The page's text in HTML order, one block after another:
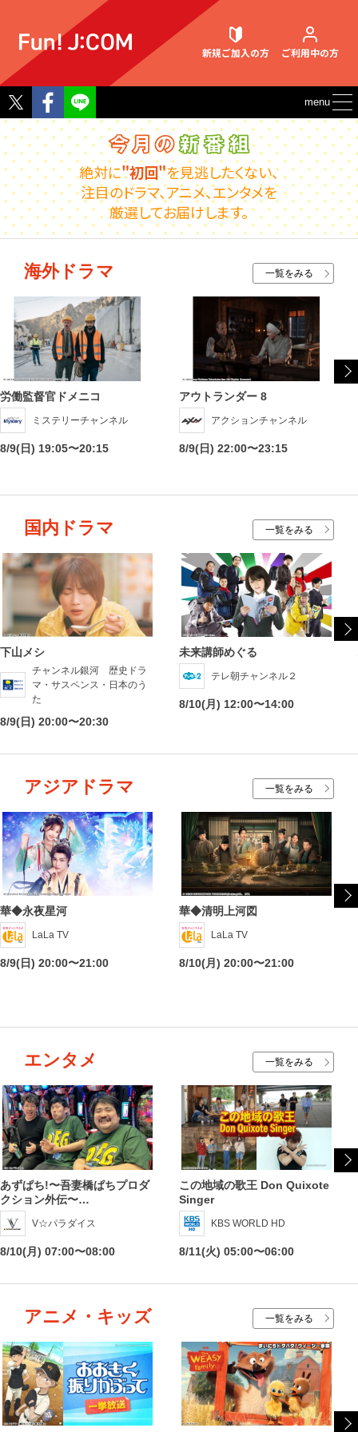
新規ご加入の方 ご利用中の方
契約内容確認・変更
お困りごと解決・よくあるご質問
Twitter
Facebook
menu
絶対に"初回"を見逃したくない、
注目のドラマ、アニメ、エンタメを
厳選してお届けします。
海外ドラマ 一覧をみる
労働監督官ドメニコ
ミステリーチャンネル
8/9(日) 19:05〜20:15
アウトランダー 8
アクションチャンネル
8/9(日) 22:00〜23:15
国内ドラマ 一覧をみる
下山メシ
チャンネル銀河 歴史ドラ
マ・サスペンス・日本のう
た
8/9(日) 20:00〜20:30
未来講師めぐる
テレ朝チャンネル２
8/10(月) 12:00〜14:00
アジアドラマ 一覧をみる
華◆永夜星河
LaLa TV
8/9(日) 20:00〜21:00
華◆清明上河図
LaLa TV
8/10(月) 20:00〜21:00
エンタメ 一覧をみる
あずぱち!〜吾妻橋ぱちプロダ
クション外伝〜…
V☆パラダイス
8/10(月) 07:00〜08:00
この地域の歌王 Don Quixote
Singer
KBS WORLD HD
8/11(火) 05:00〜06:00
アニメ・キッズ 一覧をみる